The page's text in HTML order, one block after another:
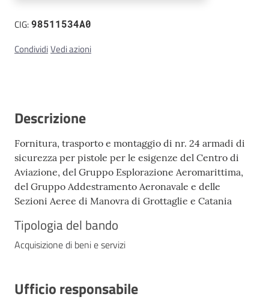
CIG:98511534A0
CondividiVedi azioni
Descrizione
Fornitura, trasporto e montaggio di nr. 24 armadi di
sicurezza per pistole per le esigenze del Centro di
Aviazione, del Gruppo Esplorazione Aeromarittima,
del Gruppo Addestramento Aeronavale e delle
Sezioni Aeree di Manovra di Grottaglie e Catania
Tipologia del bando
Acquisizione di beni e servizi
Ufficio responsabile